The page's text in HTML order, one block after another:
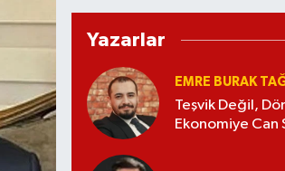
Yazarlar
EMRE BURAK
Teşvik Değil,
Ekonomiye Can